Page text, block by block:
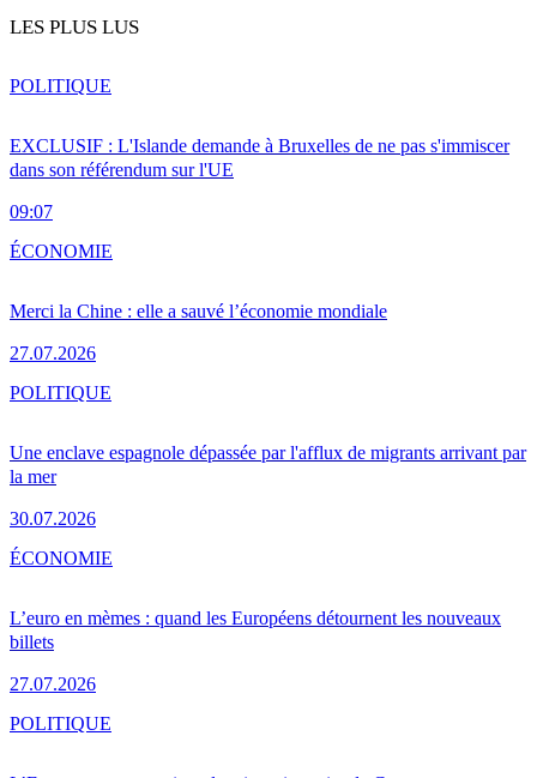
LES PLUS LUS
EXCLUSIF : L'Islande demande à Bruxelles de ne pas s'immiscer
dans son référendum sur l'UE
09:07
POLITIQUE
Merci la Chine : elle a sauvé l’économie mondiale
27.07.2026
ÉCONOMIE
Une enclave espagnole dépassée par l'afflux de migrants arrivant par
la mer
30.07.2026
POLITIQUE
L’euro en mèmes : quand les Européens détournent les nouveaux
billets
27.07.2026
ÉCONOMIE
POLITIQUE